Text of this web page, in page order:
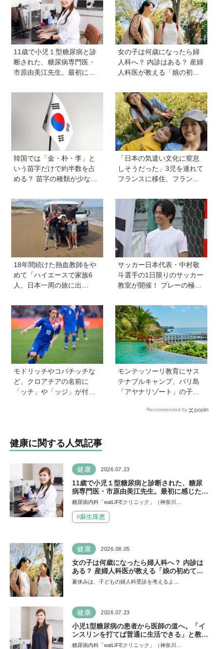
11歳で小児１型糖尿病と診
断された、糖尿病専門医・
市原由美江先生。最初に感
が渇くことだった
女の子は何歳になったら婦
人科へ？ 内診はある？ 産婦
人科医が教える「娘の初め
韓国では「金・朴・李」と
いう苗字だけで約半数を占
める？ 苗字の種類が少ない
際問題】
「日本の気遣い文化に窒息
しそうだった」3児を連れて
フランスに移住、フランス
りがたみ【vol.13】
18年間続けた熱血教師をや
めて「ハイエースで家族6
人、日本一周の旅に出
きっかけに、新たな一歩を
踏み出した教師夫妻の決断
サッカー日本代表・中村敬
斗選手の1日限りのサッカー
教室が開催！ プレーの極意
学びと笑顔あふれる大盛況
イベントを詳しくレポ
モドリッチやコバチッチな
ど、クロアチアの名前に
「ッチ」や「ッジ」が付く
モンテッソーリ教育にサス
テナブルキャンプ、バリ島
「アヤナリゾート」の子ど
すぎる！ 家族でおすすめの
Recommended by
健康に関する人気記事
健康 2026.07.23
11歳で小児１型糖尿病と診断された、糖尿
病専門医・市原由美江先生。最初に感じた違
和感は、とにかく喉が渇くことだった
糖尿病内科「eatLIFEクリニック」（神奈川…
#麻生珠恵
健康 2026.08.05
女の子は何歳になったら婦人科へ？ 内診は
ある？ 産婦人科医が教える「娘の初めての
婦人科受診ガイド」
夏休みは、子どもの婦人科受診を考えるよ…
健康 2026.07.23
小児1型糖尿病の患者から医師の道へ。「イ
ンスリンを打てば普通に生活できる」と教え
てくれた医師と出会い、専門医を目指すよう
糖尿病内科「eatLIFEクリニック」（神奈川…